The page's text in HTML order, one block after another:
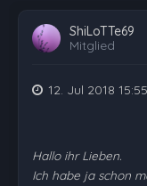
ShiLoTTe69
Mitglied
12. Jul 2018 15:55
Hallo ihr Lieben.
Ich habe ja schon